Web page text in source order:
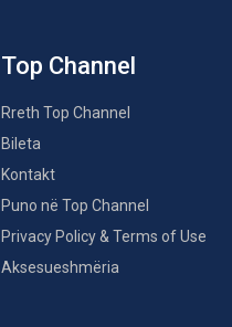
Top Channel
Rreth Top Channel
Bileta
Kontakt
Puno në Top Channel
Privacy Policy & Terms of Use
Aksesueshmëria